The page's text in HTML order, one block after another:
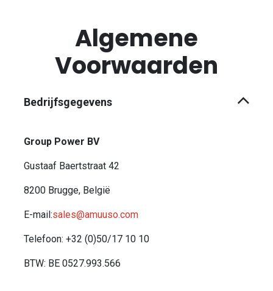
Algemene
Voorwaarden
Bedrijfsgegevens
Group Power BV
Gustaaf Baertstraat 42
8200 Brugge, België
E-mail:sales@amuuso.com
Telefoon: +32 (0)50/17 10 10
BTW: BE 0527.993.566